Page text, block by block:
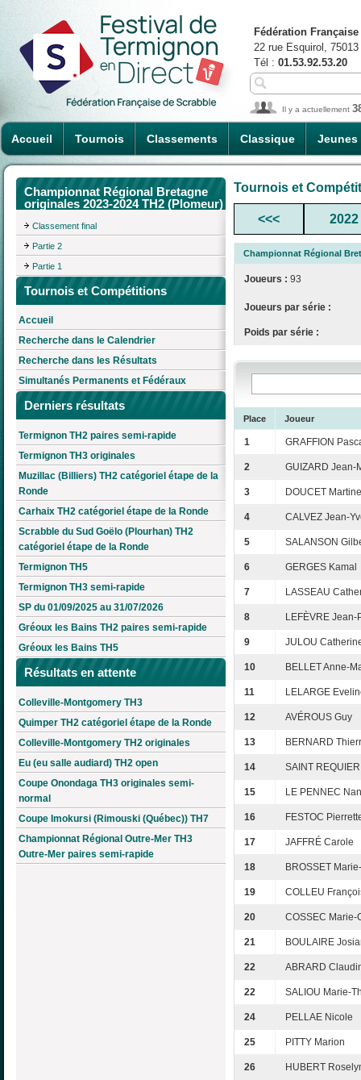
Accueil Tournois Classements Classique Jeunes
Fédération
22 rue Esquirol,
Tél : 01.53.92.53.20
Il y a actuellement
Championnat Régional Bretagne
originales 2023-2024 TH2 (Plomeur)
Classement final
Partie 2
Partie 1
Tournois et Compétitions
Accueil
Recherche dans le Calendrier
Recherche dans les Résultats
Simultanés Permanents et Fédéraux
Derniers résultats
Termignon TH2 paires semi-rapide
Termignon TH3 originales
Muzillac (Billiers) TH2 catégoriel étape de la
Ronde
Carhaix TH2 catégoriel étape de la Ronde
Scrabble du Sud Goëlo (Plourhan) TH2
catégoriel étape de la Ronde
Termignon TH5
Termignon TH3 semi-rapide
SP du 01/09/2025 au 31/07/2026
Gréoux les Bains TH2 paires semi-rapide
Gréoux les Bains TH5
Résultats en attente
Colleville-Montgomery TH3
Quimper TH2 catégoriel étape de la Ronde
Colleville-Montgomery TH2 originales
Eu (eu salle audiard) TH2 open
Coupe Onondaga TH3 originales semi-
normal
Coupe Imokursi (Rimouski (Québec)) TH7
Championnat Régional Outre-Mer TH3
Outre-Mer paires semi-rapide
Tournois et
<<< 2022
Championnat Régional
Joueurs : 93
Joueurs par série :
Poids par série :
Place Joueur
1 GRAFFION
2 GUIZARD Jean-
3 DOUCET Martine
4 CALVEZ Jean-
5 SALANSON
6 GERGES Kamal
7 LASSEAU
8 LEFÈVRE Jean-
9 JULOU
10 BELLET Anne-
11 LELARGE
12 AVÉROUS Guy
13 BERNARD
14 SAINT
15 LE PENNEC
16 FESTOC
17 JAFFRÉ Carole
18 BROSSET
19 COLLEU
20 COSSEC Marie-
21 BOULAIRE
22 ABRARD
22 SALIOU Marie-
24 PELLAE Nicole
25 PITTY Marion
26 HUBERT